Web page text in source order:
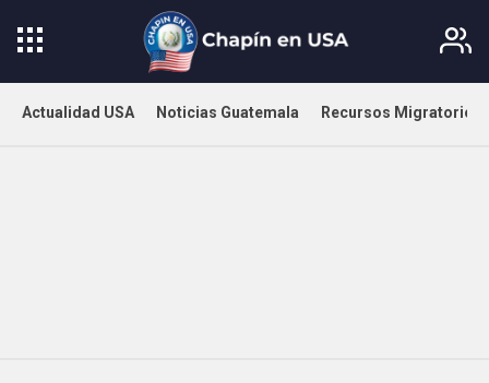
Actualidad USA Noticias Guatemala Recursos Migratorios